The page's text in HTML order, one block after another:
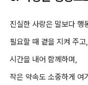
진실한 사랑은 말보다 행
필요할 때 곁을 지켜 주고,
시간을 내어 함께하며,
작은 약속도 소중하게 여